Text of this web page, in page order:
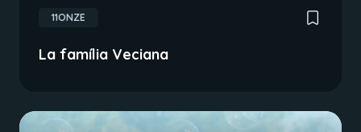
11ONZE
La família Veciana